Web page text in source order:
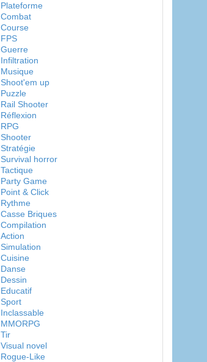
Plateforme
Combat
Course
FPS
Guerre
Infiltration
Musique
Shoot'em up
Puzzle
Rail Shooter
Réflexion
RPG
Shooter
Stratégie
Survival horror
Tactique
Party Game
Point & Click
Rythme
Casse Briques
Compilation
Action
Simulation
Cuisine
Danse
Dessin
Educatif
Sport
Inclassable
MMORPG
Tir
Visual novel
Rogue-Like